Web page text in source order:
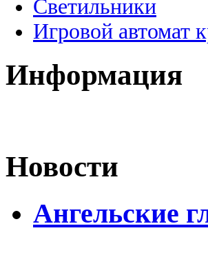
Светильники
Игровой автомат
Информация
Новости
Ангельские